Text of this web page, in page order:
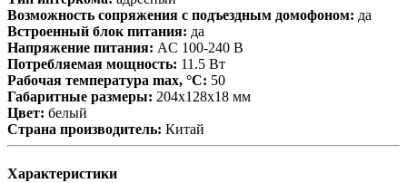
Возможность сопряжения с подъездным домофоном: да
Встроенный блок питания: да
Напряжение питания: AC 100-240 В
Потребляемая мощность: 11.5 Вт
Рабочая температура max, °С: 50
Габаритные размеры: 204х128х18 мм
Цвет: белый
Страна производитель: Китай
Характеристики